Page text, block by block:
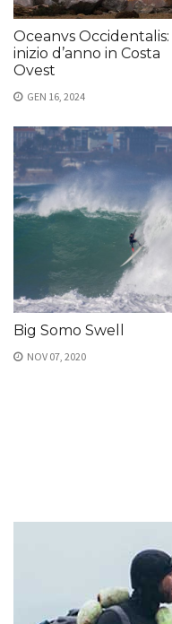
Oceanvs Occidentalis:
inizio d’anno in Costa
Ovest
GEN 16, 2024
Big Somo Swell
NOV 07, 2020